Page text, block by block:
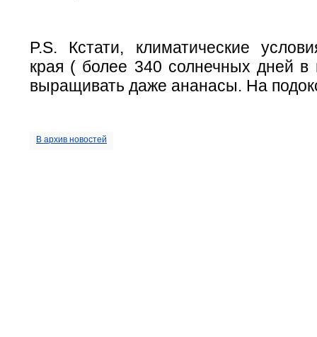
P.S. Кстати, климатические
края ( более 340 солнечных дней в
выращивать даже ананасы. На
В архив новостей